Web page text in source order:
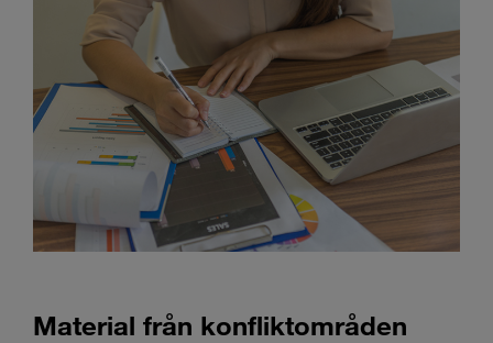
Material från konfliktområden